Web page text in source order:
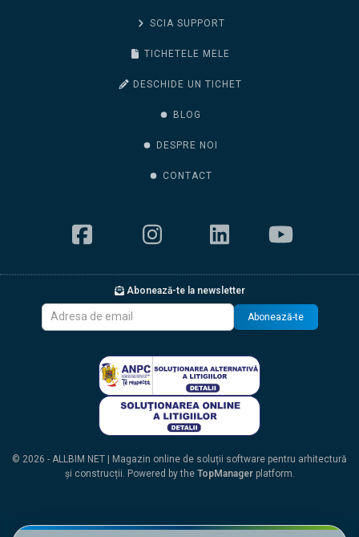
SCIA SUPPORT
TICHETELE MELE
DESCHIDE UN TICHET
BLOG
DESPRE NOI
CONTACT
Abonează-te la newsletter
Abonează-te
© 2026 - ALLBIM NET | Magazin online de soluții software pentru arhitectură
și construcții. Powered by the TopManagerplatform.